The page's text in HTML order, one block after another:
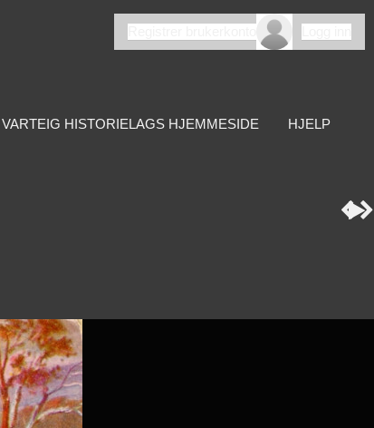
VARTEIG HISTORIELAGS HJEMMESIDE HJELP
